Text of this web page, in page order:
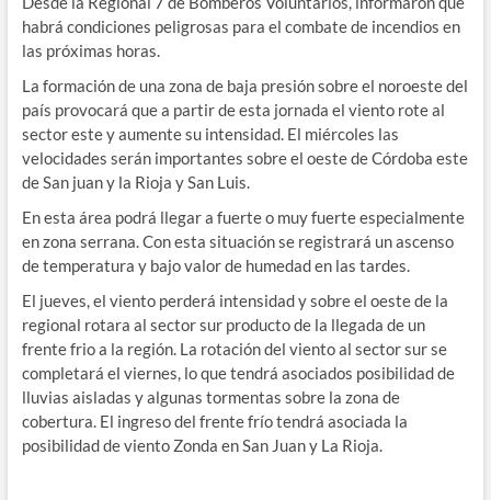
habrá condiciones peligrosas para el combate de incendios en
las próximas horas.
La formación de una zona de baja presión sobre el noroeste del
país provocará que a partir de esta jornada el viento rote al
sector este y aumente su intensidad. El miércoles las
velocidades serán importantes sobre el oeste de Córdoba este
de San juan y la Rioja y San Luis.
En esta área podrá llegar a fuerte o muy fuerte especialmente
en zona serrana. Con esta situación se registrará un ascenso
de temperatura y bajo valor de humedad en las tardes.
El jueves, el viento perderá intensidad y sobre el oeste de la
regional rotara al sector sur producto de la llegada de un
frente frio a la región. La rotación del viento al sector sur se
completará el viernes, lo que tendrá asociados posibilidad de
lluvias aisladas y algunas tormentas sobre la zona de
cobertura. El ingreso del frente frío tendrá asociada la
posibilidad de viento Zonda en San Juan y La Rioja.